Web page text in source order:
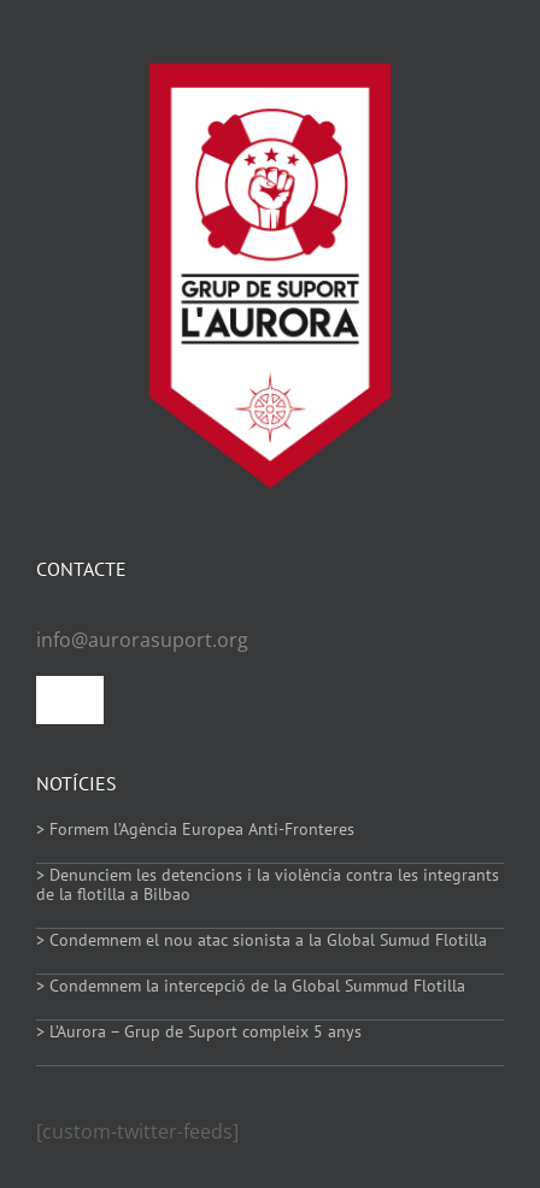
NOTÍCIES
> Formem l’Agència Europea Anti-Fronteres
> Denunciem les detencions i la violència contra les integrants
de la flotilla a Bilbao
> Condemnem el nou atac sionista a la Global Sumud Flotilla
> Condemnem la intercepció de la Global Summud Flotilla
> L’Aurora – Grup de Suport compleix 5 anys
CONTACTE
info@aurorasuport.org
Política de Cookies
[custom-twitter-feeds]